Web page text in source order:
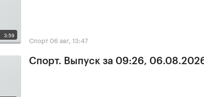
3:59 Спорт 06 авг, 13:47
Спорт. Выпуск за 09:26,